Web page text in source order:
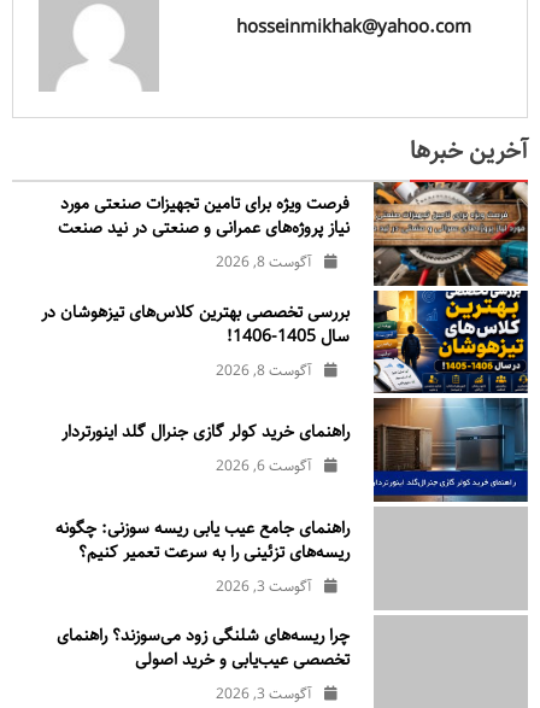
hosseinmikhak@yahoo.com
آخرین خبرها
فرصت ویژه برای تامین تجهیزات صنعتی مورد
نیاز پروژه‌های عمرانی و صنعتی در نید صنعت
آگوست 8, 2026
بررسی تخصصی بهترین کلاس‌های تیزهوشان در
سال 1405-1406!
آگوست 8, 2026
راهنمای خرید کولر گازی جنرال‌ گلد اینورتر‌دار
آگوست 6, 2026
راهنمای جامع عیب یابی ریسه سوزنی: چگونه
ریسه‌های تزئینی را به سرعت تعمیر کنیم؟
آگوست 3, 2026
چرا ریسه‌های شلنگی زود می‌سوزند؟ راهنمای
تخصصی عیب‌یابی و خرید اصولی
آگوست 3, 2026